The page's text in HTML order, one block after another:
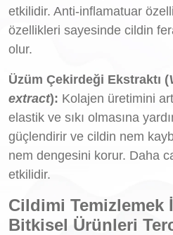
etkilidir. Anti-inflamatuar
özellikleri sayesinde cildin
olur.
Üzüm Çekirdeği Ekstraktı (
extract): Kolajen üretimini
elastik ve sıkı olmasına
güçlendirir ve cildin nem
nem dengesini korur. Daha
etkilidir.
Cildimi Temizlemek
Bitkisel Ürünleri